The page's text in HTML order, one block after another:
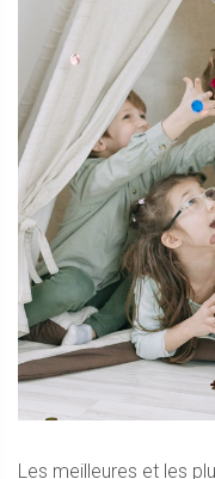
Les meilleures et les